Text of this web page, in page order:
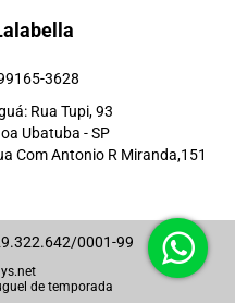
3628
Rua Tupi, 93
Ubatuba - SP
Com Antonio R Miranda,151
0001-99
de temporada